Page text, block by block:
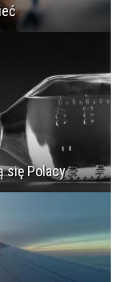
się Polacy